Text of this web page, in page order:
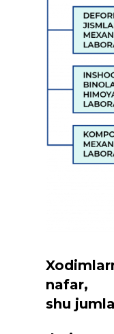
nafar,
shu